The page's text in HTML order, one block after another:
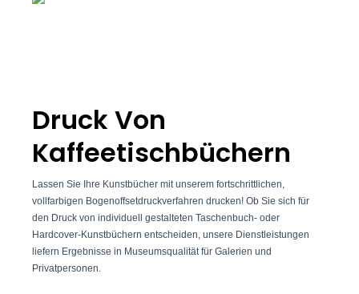
Druck Von
Kaffeetischbüchern
Lassen Sie Ihre Kunstbücher mit unserem fortschrittlichen,
vollfarbigen Bogenoffsetdruckverfahren drucken! Ob Sie sich für
den Druck von individuell gestalteten Taschenbuch- oder
Hardcover-Kunstbüchern entscheiden, unsere Dienstleistungen
liefern Ergebnisse in Museumsqualität für Galerien und
Privatpersonen.